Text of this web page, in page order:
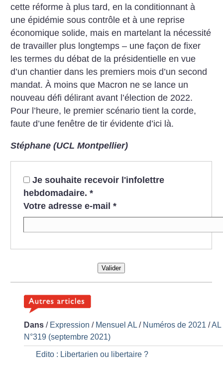
cette réforme à plus tard, en la conditionnant à
une épidémie sous contrôle et à une reprise
économique solide, mais en martelant la nécessité
de travailler plus longtemps – une façon de fixer
les termes du débat de la présidentielle en vue
d’un chantier dans les premiers mois d’un second
mandat. À moins que Macron ne se lance un
nouveau défi délirant avant l’élection de 2022.
Pour l’heure, le premier scénario tient la corde,
faute d’une fenêtre de tir évidente d’ici là.
Stéphane (UCL Montpellier)
Je souhaite recevoir l'infolettre
hebdomadaire. *
Votre adresse e-mail *
Valider
Dans / Expression / Mensuel AL / Numéros de 2021 /AL
N°319 (septembre 2021)
Edito : Libertarien ou libertaire ?